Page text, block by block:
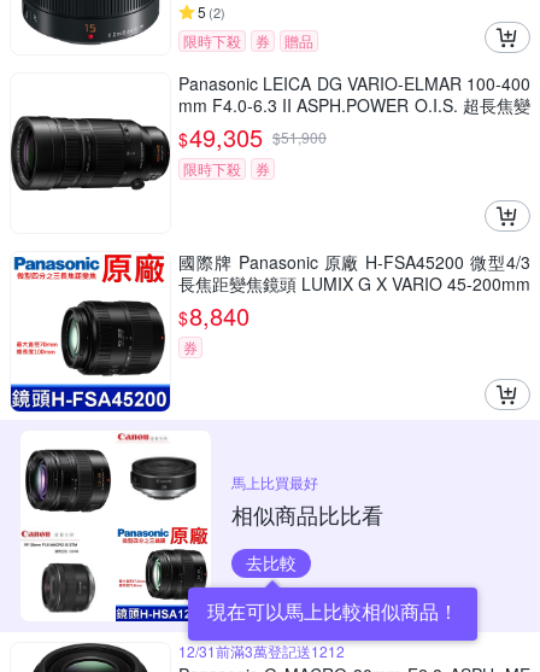
5 (2)
限時下殺 券 贈品
Panasonic LEICA DG VARIO-ELMAR 100-400
mm F4.0-6.3 II ASPH.POWER O.I.S. 超長焦變
焦鏡頭 公司貨 H-RSA100400G
$49,305 $51,900
限時下殺
券
國際牌 Panasonic 原廠 H-FSA45200 微型4/3
長焦距變焦鏡頭 LUMIX G X VARIO 45-200mm
單眼鏡頭 相機
$8,840
券
馬上比買最好
相似商品比比看
去比較
現在可以馬上比較相似商品！
12/31前滿3萬登記送1212